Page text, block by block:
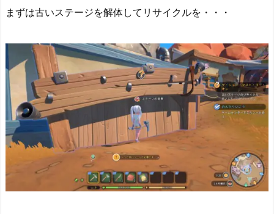
まずは古いステージを解体してリサイクルを・・・